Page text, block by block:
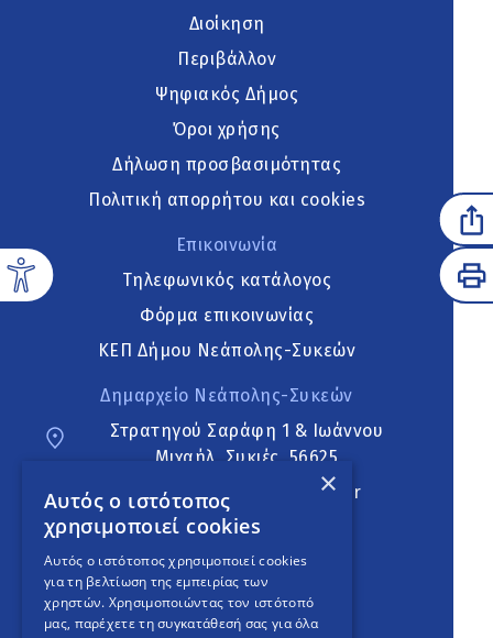
Διοίκηση
Περιβάλλον
Ψηφιακός Δήμος
Όροι χρήσης
Δήλωση προσβασιμότητας
Πολιτική απορρήτου και cookies
Επικοινωνία
Τηλεφωνικός κατάλογος
Φόρμα επικοινωνίας
ΚΕΠ Δήμου Νεάπολης-Συκεών
Δημαρχείο Νεάπολης-Συκεών
Στρατηγού Σαράφη 1 & Ιωάννου
Μιχαήλ, Συκιές, 56625
neapoli.sykies@ddt.gov.gr
Ακολουθήστε
English Version
×
Αυτός ο ιστότοπος
χρησιμοποιεί cookies
Αυτός ο ιστότοπος χρησιμοποιεί cookies
για τη βελτίωση της εμπειρίας των
χρηστών. Χρησιμοποιώντας τον ιστότοπό
μας, παρέχετε τη συγκατάθεσή σας για όλα